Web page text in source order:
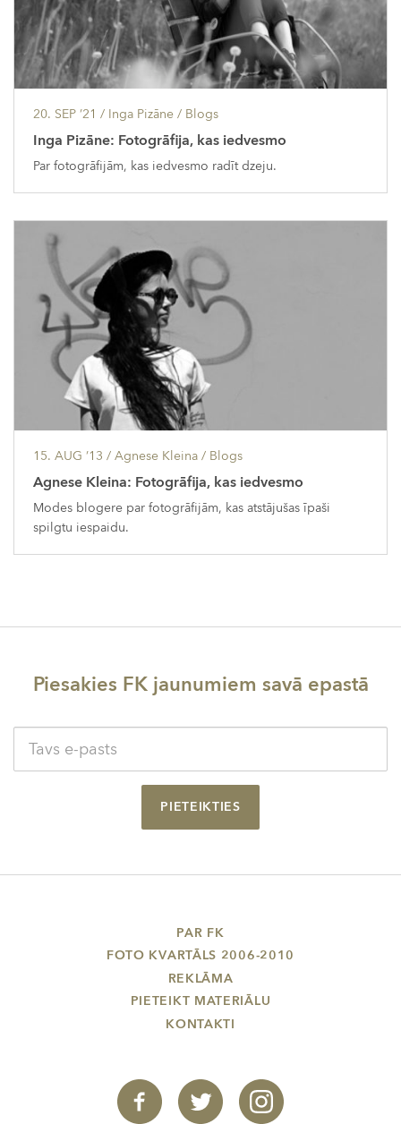
20. SEP ’21 / Inga Pizāne / Blogs
Inga Pizāne: Fotogrāfija, kas iedvesmo
Par fotogrāfijām, kas iedvesmo radīt dzeju.
15. AUG ’13 / Agnese Kleina / Blogs
Agnese Kleina: Fotogrāfija, kas iedvesmo
Modes blogere par fotogrāfijām, kas atstājušas īpaši
spilgtu iespaidu.
Piesakies FK jaunumiem savā epastā
PIETEIKTIES
PAR FK
FOTO KVARTĀLS 2006-2010
REKLĀMA
PIETEIKT MATERIĀLU
KONTAKTI